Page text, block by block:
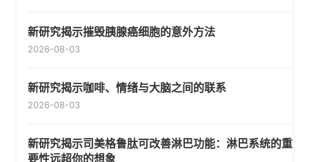
新研究揭示摧毁胰腺癌细胞的意外方法
2026-08-03
新研究揭示咖啡、情绪与大脑之间的联系
2026-08-03
新研究揭示司美格鲁肽可改善淋巴功能：淋巴系统的重
要性远超你的想象